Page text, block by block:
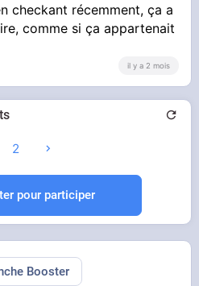
checkant récemment, ça a
comme si ça appartenait
il y a 2 mois
2
pour participer
Booster